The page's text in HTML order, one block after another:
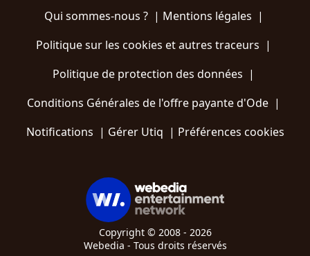
Qui sommes-nous ?| Mentions légales |
Politique sur les cookies et autres traceurs |
Politique de protection des données |
Conditions Générales de l'offre payante d'Ode |
Notifications | Gérer Utiq | Préférences cookies
Copyright © 2008 - 2026
Webedia - Tous droits réservés